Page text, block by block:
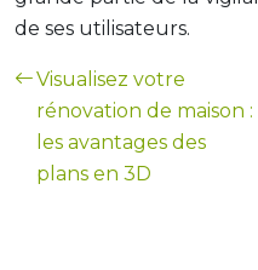
de ses utilisateurs.
Visualisez votre
rénovation de maison :
les avantages des
plans en 3D